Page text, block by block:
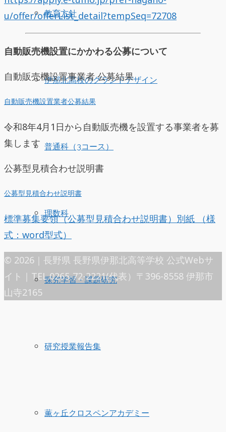
教育方針
伊那北高校のグランドデザイン
普通科（3コース）
理数科
探究学習・課題研究
研究授業報告集
薫ヶ丘クロスペンアカデミー
u/offer/offerList_detail?tempSeq=72708
自動販売機設置にかかわる公募について
自動販売機設置事業者 公募結果
自動販売機設置業者公募結果
令和8年4月1日から自動販売機を設置する事業者を募
集します
公募型見積合わせ説明書
公募型見積合わせ説明書
標準募集要領（公募型見積合わせ説明書）別紙 （様
式：word型式）
© 2026｜長野県 長野県伊那北高等学校 公式Webサ
イト｜TEL.0265-72-2221(代表）〒396-8558 伊那市
山寺2165